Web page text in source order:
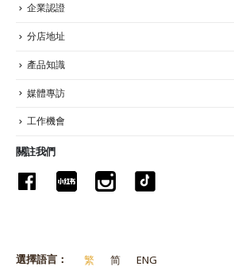
企業認證
分店地址
產品知識
媒體專訪
工作機會
關註我們
選擇語言： 繁 简 ENG